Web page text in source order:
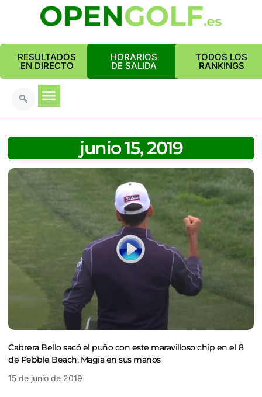
RESULTADOS
EN DIRECTO
HORARIOS
DE SALIDA
TODOS LOS
RANKINGS
junio 15, 2019
Cabrera Bello sacó el puño con este maravilloso chip en el 8
de Pebble Beach. Magia en sus manos
15 de junio de 2019